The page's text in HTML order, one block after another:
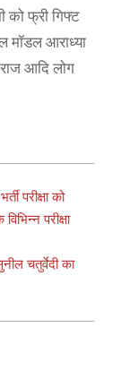
को फ्री गिफ्ट
मॉडल आराध्या
आदि लोग
परीक्षा को
परीक्षा
चतुर्वेदी का